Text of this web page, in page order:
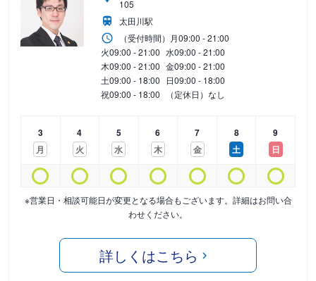
105
太田川駅
（受付時間） 月09:00 - 21:00
火09:00 - 21:00 水09:00 - 21:00
木09:00 - 21:00 金09:00 - 21:00
土09:00 - 18:00 日09:00 - 18:00
祝09:00 - 18:00 （定休日）なし
3
月
4
火
5
水
6
木
7
金
8
土
9
日
※営業日・相談可能日が変更となる場合もございます。詳細はお問い合
わせください。
詳しくはこちら